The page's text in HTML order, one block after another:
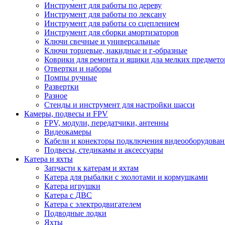
Инструмент для работы по дереву
Инструмент для работы по лексану
Инструмент для работы со сцеплением
Инструмент для сборки амортизаторов
Ключи свечные и универсальные
Ключи торцевые, накидные и г-образные
Коврики для ремонта и ящики дла мелких
Отвертки и наборы
Помпы ручные
Развертки
Разное
Стенды и инструмент для настройки шасси
Камеры, подвесы и FPV
FPV, модули, передатчики, антенны
Видеокамеры
Кабели и конекторы подключения
Подвесы, стедикамы и аксессуары
Катера и яхты
Запчасти к катерам и яхтам
Катера для рыбалки с эхолотами и кормушками
Катера игрушки
Катера с ДВС
Катера с электродвигателем
Подводные лодки
Яхты